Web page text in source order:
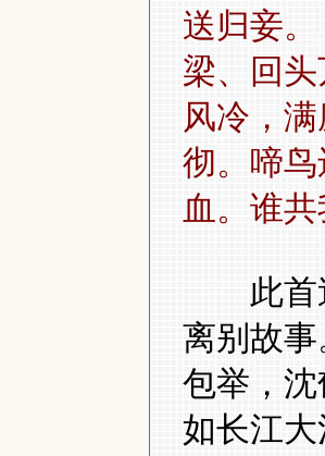
送归妾
梁、回
风冷，
彻。啼
血。谁
此首送
离别故
包举，
如长江